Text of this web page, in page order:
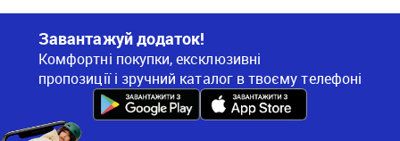
Завантажуй додаток!
Комфортні покупки, ексклюзивні
пропозиції і зручний каталог в твоєму телефоні